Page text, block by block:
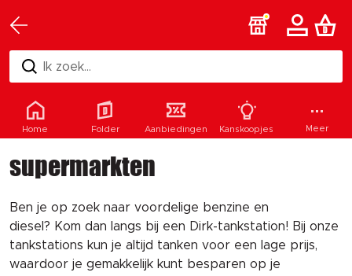
Ik zoek...
Tankstations van Dirk
supermarkten
Ben je op zoek naar voordelige benzine en
diesel? Kom dan langs bij een Dirk-tankstation! Bij onze
tankstations kun je altijd tanken voor een lage prijs,
waardoor je gemakkelijk kunt besparen op je
Home Folder Aanbiedingen Kanskoopjes Meer